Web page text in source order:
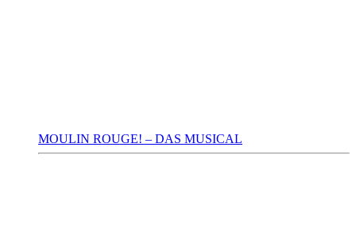
MOULIN ROUGE! – DAS MUSICAL